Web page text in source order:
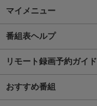
マイメニュー
番組表ヘルプ
リモート録画予約ガイド
おすすめ番組